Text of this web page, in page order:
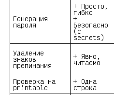
Генерация
пароля
+ Просто,
гибко
+
Безопасно
(с
secrets)
Удаление
знаков
препинания
+ Явно,
читаемо
Проверка на
printable
+ Одна
строка